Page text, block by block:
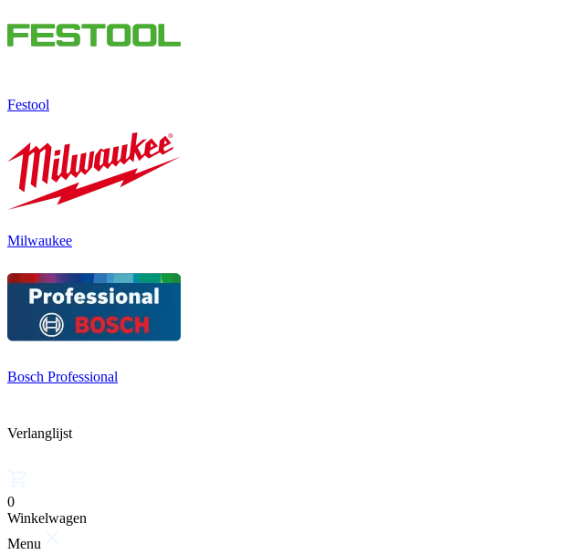
Festool
Milwaukee
Bosch Professional
Verlanglijst
0
Winkelwagen
Menu